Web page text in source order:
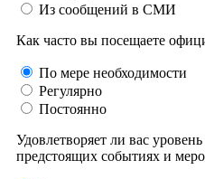
Из сообщений в СМИ
Как часто вы посещаете
По мере необходимости
Регулярно
Постоянно
Удовлетворяет ли вас
предстоящих событиях и